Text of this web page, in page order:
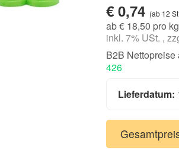
€ 0,74 (ab 12
ab € 18,50 pro kg
inkl. 7% USt. ,
B2B Nettopreise
426
Lieferdatum: